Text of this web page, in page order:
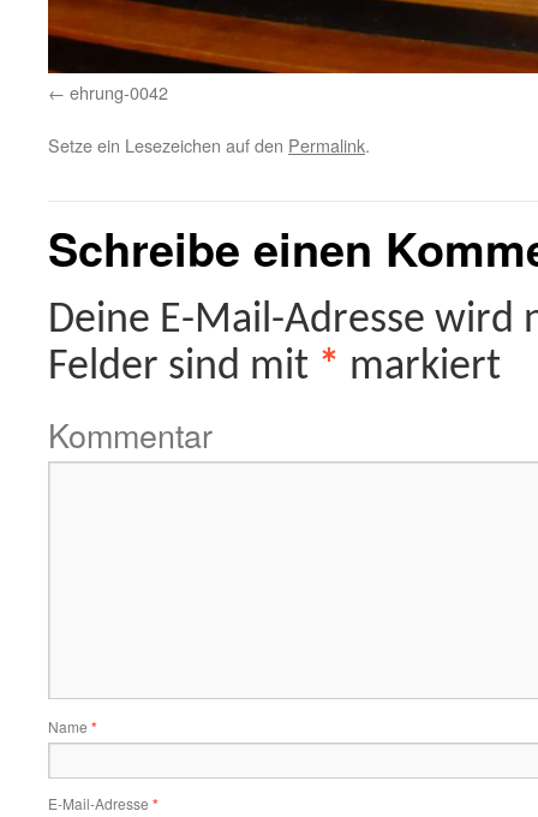
ehrung-0042
Setze ein Lesezeichen auf den Permalink.
Schreibe einen
Deine E-Mail-Adresse
Felder sind mit * markiert
Kommentar
Name *
E-Mail-Adresse *